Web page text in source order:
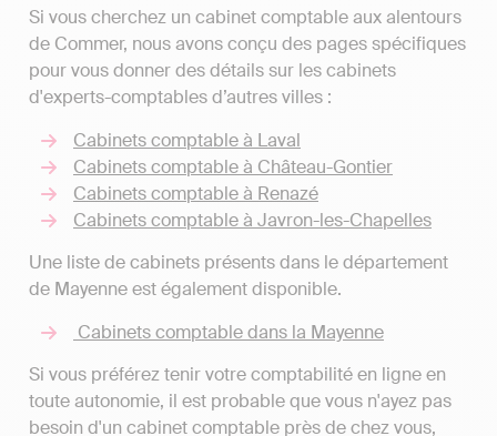
Si vous cherchez un cabinet comptable aux alentours
de Commer, nous avons conçu des pages spécifiques
pour vous donner des détails sur les cabinets
d'experts-comptables d’autres villes :
Cabinets comptable à Laval
Cabinets comptable à Château-Gontier
Cabinets comptable à Renazé
Cabinets comptable à Javron-les-Chapelles
Une liste de cabinets présents dans le département
de Mayenne est également disponible.
Cabinets comptable dans la Mayenne
Si vous préférez tenir votre comptabilité en ligne en
toute autonomie, il est probable que vous n'ayez pas
besoin d'un cabinet comptable près de chez vous,